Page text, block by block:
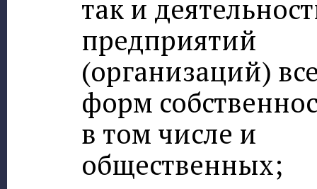
так и
предприятий
(организаций)
форм
в том числе и
общественных;